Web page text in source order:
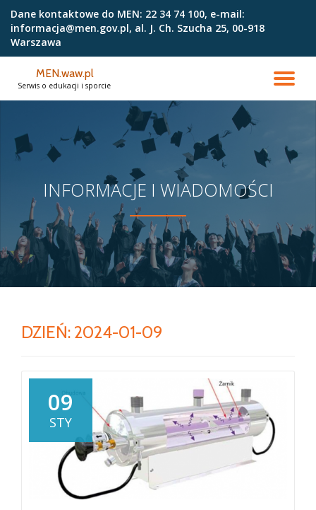
Przejdź
Dane kontaktowe do MEN: 22 34 74 100, e-mail:
informacja@men.gov.pl, al. J. Ch. Szucha 25, 00-918
Warszawa
MEN.waw.pl
Serwis o edukacji i sporcie
INFORMACJE I WIADOMOŚCI
DZIEŃ: 2024-01-09
09
STY